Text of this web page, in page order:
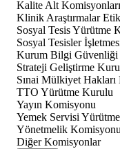
Kalite Alt Komisyonları
Klinik Araştırmalar
Sosyal Tesis Yürütme
Sosyal Tesisler
Kurum Bilgi
Strateji Geliştirme
Sınai Mülkiyet
TTO Yürütme Kurulu
Yayın Komisyonu
Yemek Servisi
Yönetmelik Komisyonu
Diğer Komisyonlar